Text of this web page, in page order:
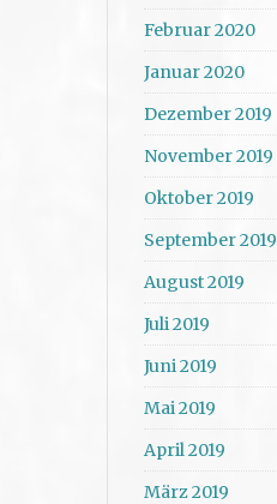
Februar 2020
Januar 2020
Dezember 2019
November 2019
Oktober 2019
September 2019
August 2019
Juli 2019
Juni 2019
Mai 2019
April 2019
März 2019